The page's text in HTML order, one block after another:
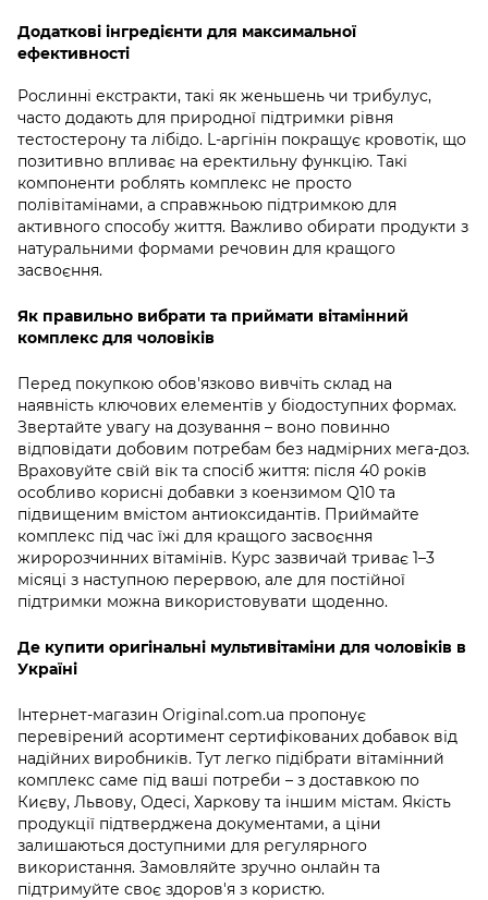
Додаткові інгредієнти для максимальної
ефективності
Рослинні екстракти, такі як женьшень чи трибулус,
часто додають для природної підтримки рівня
тестостерону та лібідо. L-аргінін покращує кровотік, що
позитивно впливає на еректильну функцію. Такі
компоненти роблять комплекс не просто
полівітамінами, а справжньою підтримкою для
активного способу життя. Важливо обирати продукти з
натуральними формами речовин для кращого
засвоєння.
Як правильно вибрати та приймати вітамінний
комплекс для чоловіків
Перед покупкою обов'язково вивчіть склад на
наявність ключових елементів у біодоступних формах.
Звертайте увагу на дозування – воно повинно
відповідати добовим потребам без надмірних мега-доз.
Враховуйте свій вік та спосіб життя: після 40 років
особливо корисні добавки з коензимом Q10 та
підвищеним вмістом антиоксидантів. Приймайте
комплекс під час їжі для кращого засвоєння
жиророзчинних вітамінів. Курс зазвичай триває 1–3
місяці з наступною перервою, але для постійної
підтримки можна використовувати щоденно.
Де купити оригінальні мультивітаміни для чоловіків в
Україні
Інтернет-магазин Original.com.ua пропонує
перевірений асортимент сертифікованих добавок від
надійних виробників. Тут легко підібрати вітамінний
комплекс саме під ваші потреби – з доставкою по
Києву, Львову, Одесі, Харкову та іншим містам. Якість
продукції підтверджена документами, а ціни
залишаються доступними для регулярного
використання. Замовляйте зручно онлайн та
підтримуйте своє здоров'я з користю.